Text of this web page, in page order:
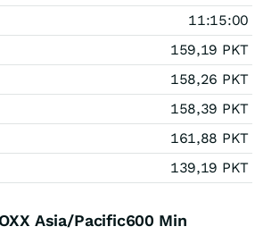
11:15:00
159,19 PKT
158,26 PKT
158,39 PKT
161,88 PKT
139,19 PKT
Asia/Pacific600 Min